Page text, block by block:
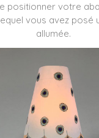
positionner votre
vous avez posé
allumée.